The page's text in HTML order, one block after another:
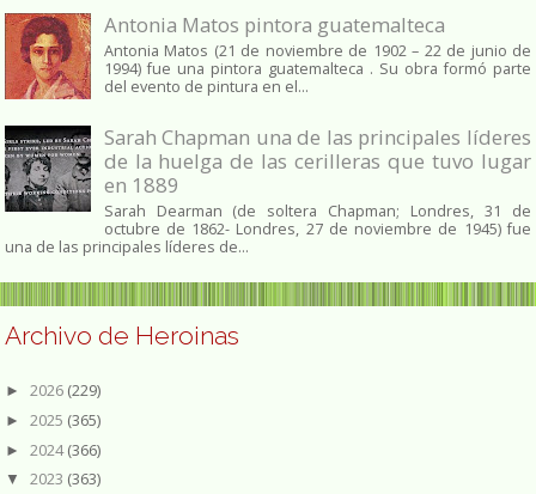
Antonia Matos pintora guatemalteca
Antonia Matos (21 de noviembre de 1902 – 22 de junio de
1994) fue una pintora guatemalteca . Su obra formó parte
del evento de pintura en el...
Sarah Chapman una de las principales líderes
de la huelga de las cerilleras que tuvo lugar
en 1889
Sarah Dearman (de soltera Chapman; Londres, 31 de
octubre de 1862​- Londres, 27 de noviembre de 1945)​ fue
una de las principales líderes de...
Archivo de Heroinas
► 2026 (229)
► 2025 (365)
► 2024(366)
▼ 2023 (363)